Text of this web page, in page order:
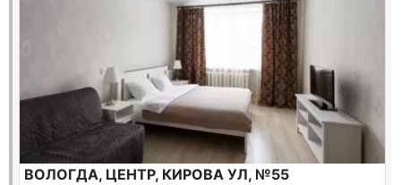
ВОЛОГДА, ЦЕНТР, КИРОВА УЛ, №55